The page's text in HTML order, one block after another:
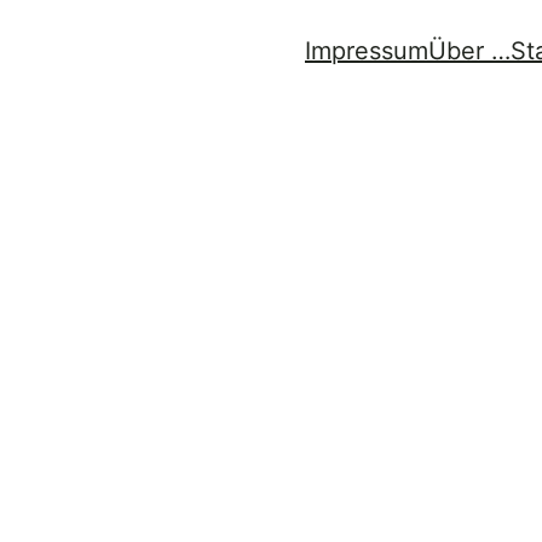
ImpressumÜber …